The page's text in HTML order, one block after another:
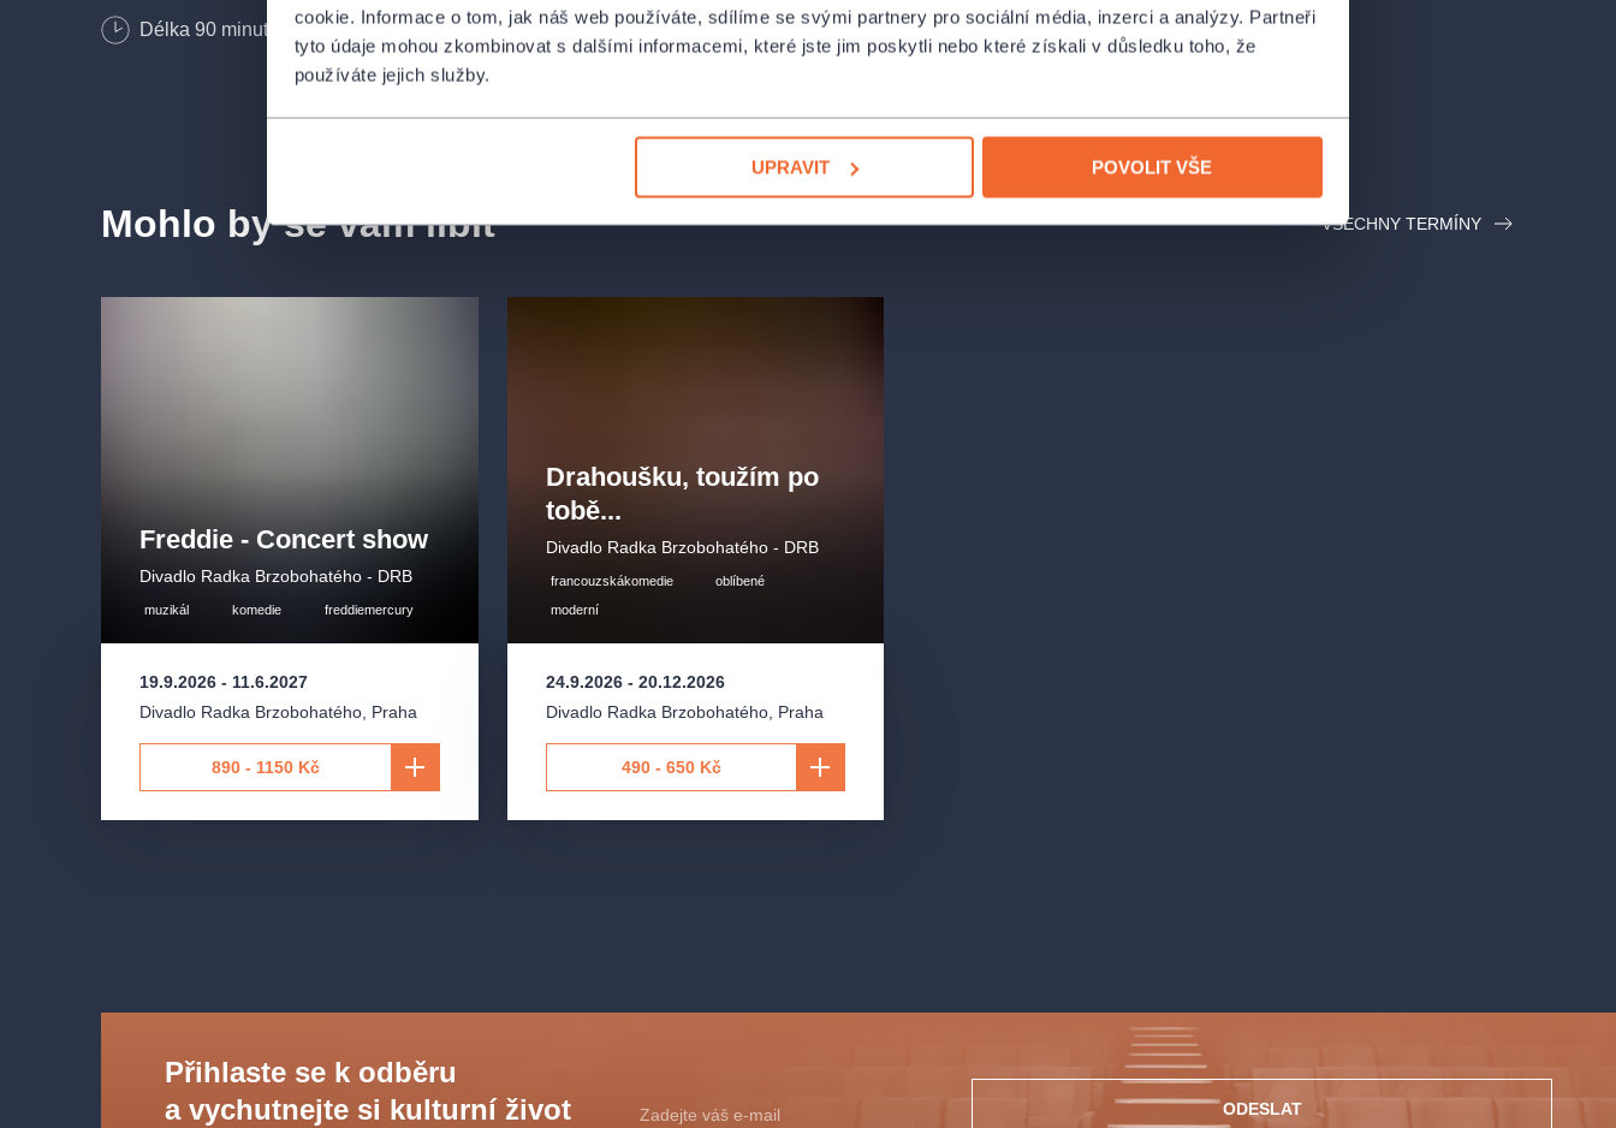
cookie. Informace o tom, jak náš web používáte, sdílíme se svými partnery pro sociální média, inzerci a analýzy. Partneři
tyto údaje mohou zkombinovat s dalšími informacemi, které jste jim poskytli nebo které získali v důsledku toho, že
používáte jejich služby.
UPRAVIT POVOLIT VŠE
Denisa Nesvačilová
Autor: Karel Janák
Lukáš Burian
Délka 90 minut 1x15 minut
Mohlo by se vám líbit VŠECHNY TERMÍNY
Freddie - Concert show
Divadlo Radka Brzobohatého - DRB
muzikál komedie freddiemercury
19.9.2026 - 11.6.2027
Divadlo Radka Brzobohatého Praha
890 - 1150 Kč
Drahoušku, toužím po
tobě...
Divadlo Radka Brzobohatého - DRB
francouzskákomedie
oblíbené
moderní
24.9.2026- 20.12.2026
Divadlo Radka Brzobohatého, Praha
490 - 650 Kč
Přihlaste se k odběru
a vychutnejte si kulturní život
ODESLAT